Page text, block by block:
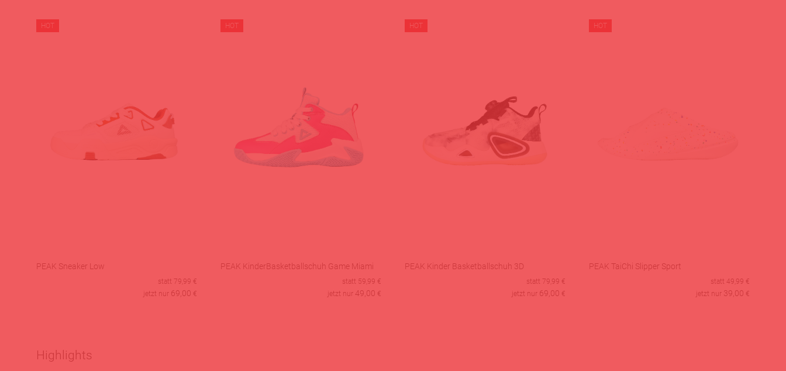
HOT
PEAK Sneaker Low
statt 79,99 €
jetzt nur 69,00 €
HOT
PEAK KinderBasketballschuh Game Miami
statt 59,99 €
jetzt nur 49,00 €
HOT
PEAK Kinder Basketballschuh 3D
statt 79,99 €
jetzt nur 69,00 €
HOT
PEAK TaiChi Slipper Sport
statt 49,99 €
jetzt nur 39,00 €
Highlights